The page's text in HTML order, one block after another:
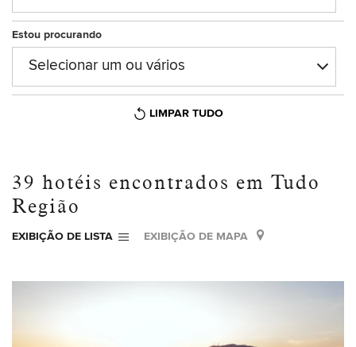
Estou procurando
Selecionar um ou vários
LIMPAR TUDO
39 hotéis encontrados em Tudo
Região
EXIBIÇÃO DE LISTA EXIBIÇÃO DE MAPA